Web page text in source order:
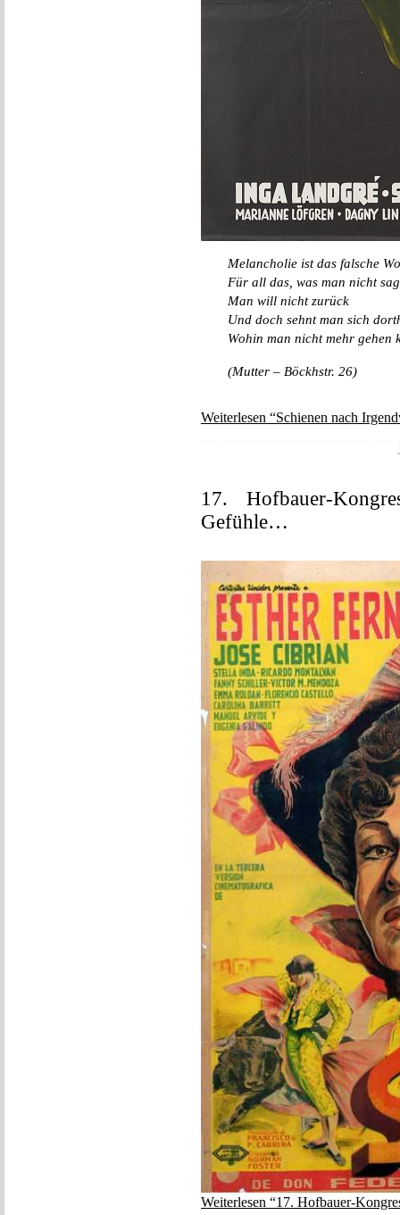
Melancholie ist das falsche
Für all das, was man nicht
Man will nicht zurück
Und doch sehnt man sich
Wohin man nicht mehr gehen
(Mutter – Böckhstr. 26)
Weiterlesen “Schienen nach
17. Hofbauer-
Gefühle…
Weiterlesen “17. Hofbauer-